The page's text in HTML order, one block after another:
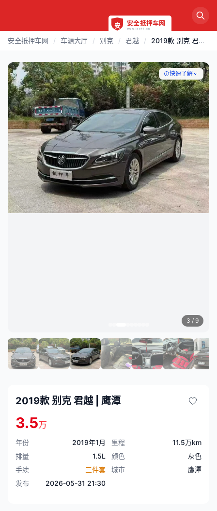
安全抵押车网 / 车源大厅 / 别克 / 君越 / 2019款 别克 君越 | 鹰潭
快速了解
3 / 9
2019款 别克 君越 | 鹰潭
3.5万
年份 2019年1月 里程
11.5万km
排量
1.5L 颜色
灰色
手续
三件套 城市
鹰潭
发布
2026-05-31 21:30